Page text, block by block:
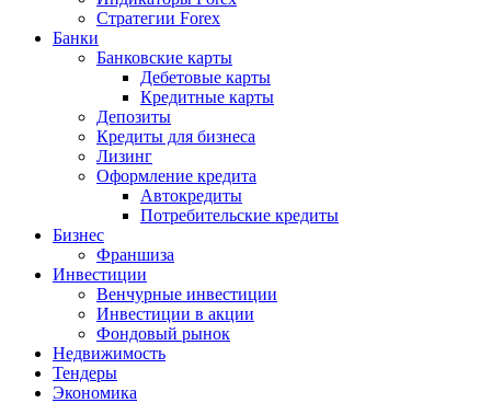
Стратегии Forex
Банки
Банковские карты
Дебетовые карты
Кредитные карты
Депозиты
Кредиты для бизнеса
Лизинг
Оформление кредита
Автокредиты
Потребительские кредиты
Бизнес
Франшиза
Инвестиции
Венчурные инвестиции
Инвестиции в акции
Фондовый рынок
Недвижимость
Тендеры
Экономика